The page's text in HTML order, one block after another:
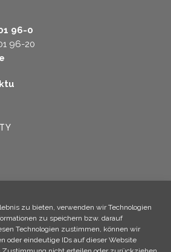
zu bieten, verwenden wir Technologien
zu speichern bzw. darauf
Technologien zustimmen, können wir
oder eindeutige IDs auf dieser Website
96-0
96-20